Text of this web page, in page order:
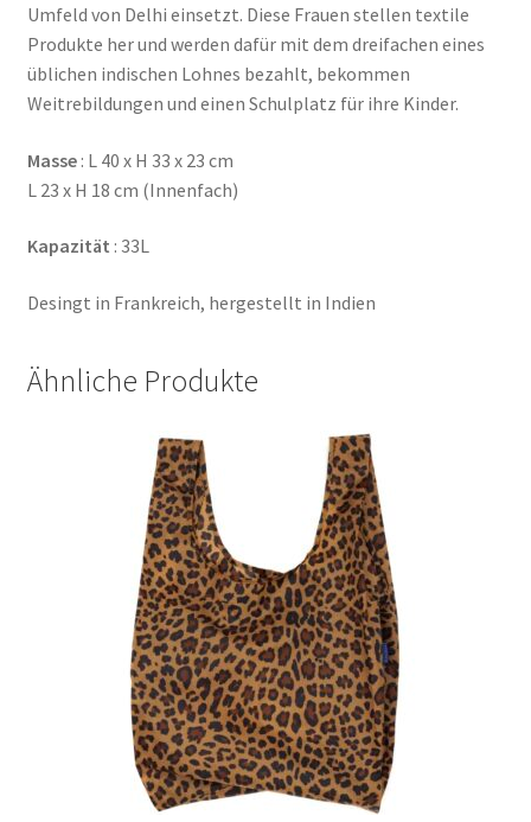
Umfeld von Delhi einsetzt. Diese Frauen stellen textile
Produkte her und werden dafür mit dem dreifachen eines
üblichen indischen Lohnes bezahlt, bekommen
Weitrebildungen und einen Schulplatz für ihre Kinder.
Masse: L 40 x H 33 x 23 cm
L 23 x H 18 cm (Innenfach)
Kapazität : 33L
Desingt in Frankreich, hergestellt in Indien
Ähnliche Produkte